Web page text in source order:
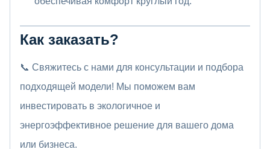
Как заказать?
📞 Свяжитесь с нами для консультации и подбора
подходящей модели! Мы поможем вам
инвестировать в экологичное и
энергоэффективное решение для вашего дома
или бизнеса.